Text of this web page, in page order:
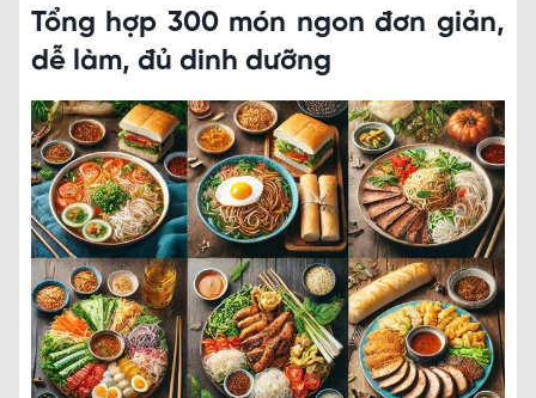
Tổng hợp 300 món ngon đơn giản,
dễ làm, đủ dinh dưỡng